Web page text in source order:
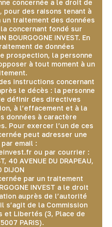
concernée a le droit de
pour des raisons tenant à
traitement des données
concernant fondé sur
INVEST. En
de données
prospection, la personne
à tout moment à un
instructions concernant
le décès : la personne
définir des directives
à l’effacement et à la
données à caractère
Pour exercer l’un de ces
peut adresser une
email :
ou par courrier :
40 AVENUE DU DRAPEAU,
DIJON
par un traitement
INVEST a le droit
auprès de l’autorité
s’agit de la Commission
et Libertés (3, Place de
PARIS).